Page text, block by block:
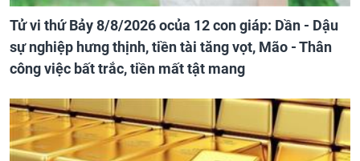
Tử vi thứ Bảy 8/8/2026 ocủa 12 con giáp: Dần - Dậu
sự nghiệp hưng thịnh, tiền tài tăng vọt, Mão - Thân
công việc bất trắc, tiền mất tật mang